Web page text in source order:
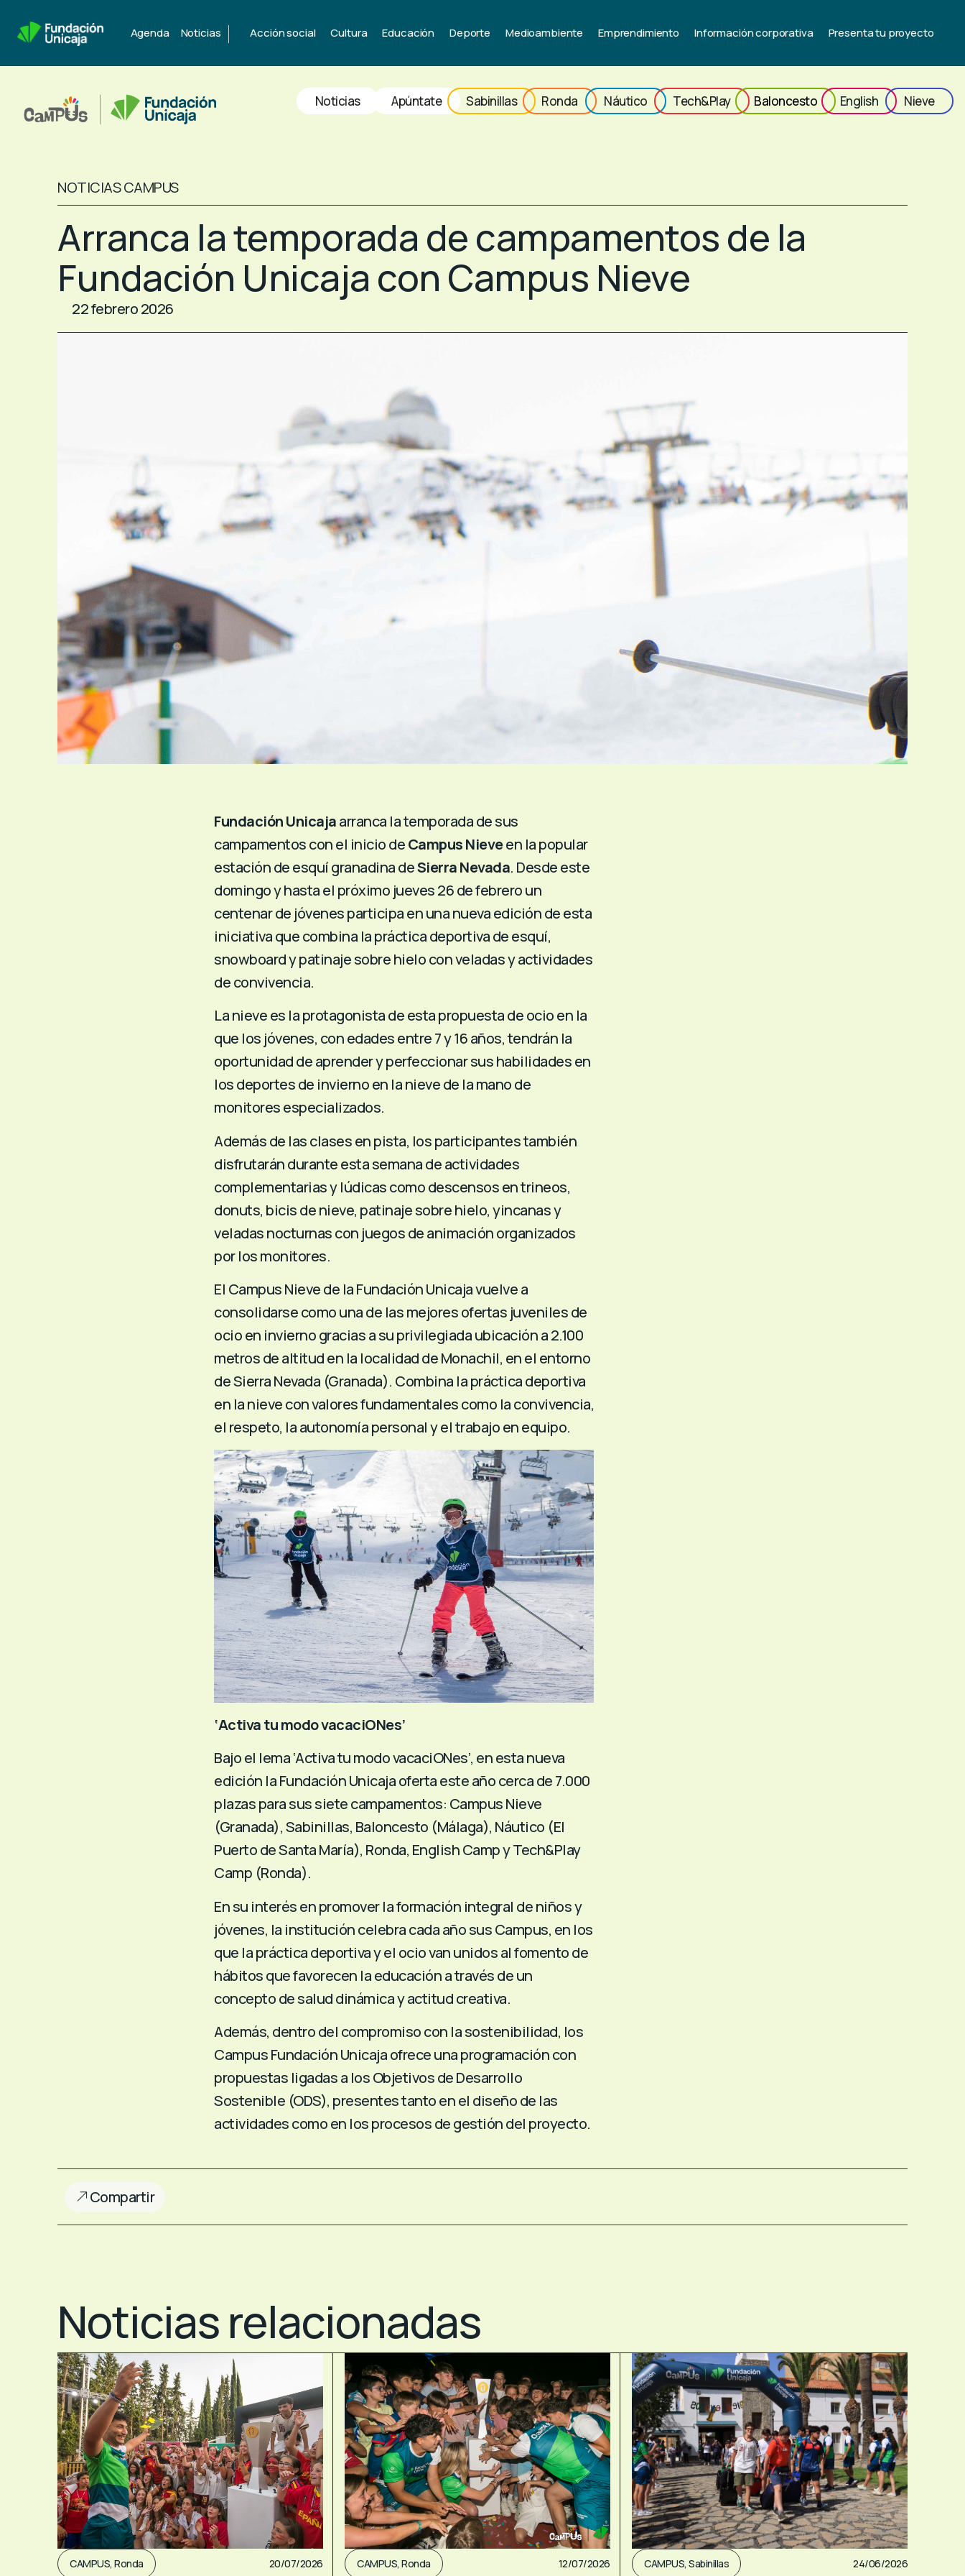
Agenda Noticias | Acción social Cultura Educación Deporte Medioambiente Emprendimiento Información corporativa Presenta tu proyecto
Noticias Apúntate Sabinillas Ronda Náutico Tech&Play Baloncesto English Nieve
NOTICIAS CAMPUS
Arranca la temporada de campamentos de la
Fundación Unicaja con Campus Nieve
22 febrero 2026
Fundación Unicajaarranca la temporada de sus
campamentos con el inicio deCampus Nieveen la popular
estación de esquí granadina deSierra Nevada. Desde este
domingo y hasta el próximo jueves 26 de febrero un
centenar de jóvenes participa en una nueva edición de esta
iniciativa que combina la práctica deportiva de esquí,
snowboard y patinaje sobre hielo con veladas y actividades
de convivencia.
La nieve es la protagonista de esta propuesta de ocio en la
que los jóvenes, con edades entre 7 y 16 años, tendrán la
oportunidad de aprender y perfeccionar sus habilidades en
los deportes de invierno en la nieve de la mano de
monitores especializados.
Además de las clases en pista, los participantes también
disfrutarán durante esta semana de actividades
complementarias y lúdicas como descensos en trineos,
donuts, bicis de nieve, patinaje sobre hielo, yincanas y
veladas nocturnas con juegos de animación organizados
por los monitores.
El Campus Nieve de la Fundación Unicaja vuelve a
consolidarse como una de las mejores ofertas juveniles de
ocio en invierno gracias a su privilegiada ubicación a 2.100
metros de altitud en la localidad de Monachil, en el entorno
de Sierra Nevada (Granada). Combina la práctica deportiva
en la nieve con valores fundamentales como la convivencia,
el respeto, la autonomía personal y el trabajo en equipo.
‘Activa tu modo vacaciONes’
Bajo el lema‘Activa tu modo vacaciONes’, en esta nueva
edición la Fundación Unicaja oferta este año cerca de 7.000
plazas para sus siete campamentos: Campus Nieve
(Granada), Sabinillas, Baloncesto (Málaga), Náutico (El
Puerto de Santa María), Ronda, English Camp y Tech&Play
Camp (Ronda).
En su interés en promover la formación integral de niños y
jóvenes, la institución celebra cada año sus Campus, en los
que la práctica deportiva y el ocio van unidos al fomento de
hábitos que favorecen la educación a través de un
concepto de salud dinámica y actitud creativa.
Además, dentro del compromiso con la sostenibilidad, los
Campus Fundación Unicaja ofrece una programación con
propuestas ligadas a los Objetivos de Desarrollo
Sostenible (ODS), presentes tanto en el diseño de las
actividades como en los procesos de gestión del proyecto.
Compartir
Noticias relacionadas
CAMPUS, Ronda 20/07/2026 CAMPUS, Ronda 12/07/2026 CAMPUS, Sabinillas 24/06/2026